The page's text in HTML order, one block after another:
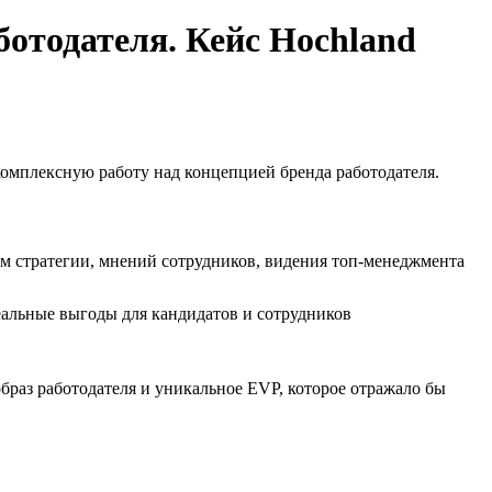
Кейс Hochland
работу над концепцией бренда работодателя.
мнений сотрудников, видения топ-менеджмента
выгоды для кандидатов и сотрудников
работодателя и уникальное EVP, которое отражало бы